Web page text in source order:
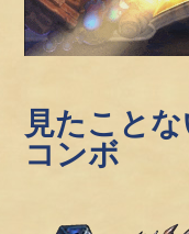
見たこと
コンボ